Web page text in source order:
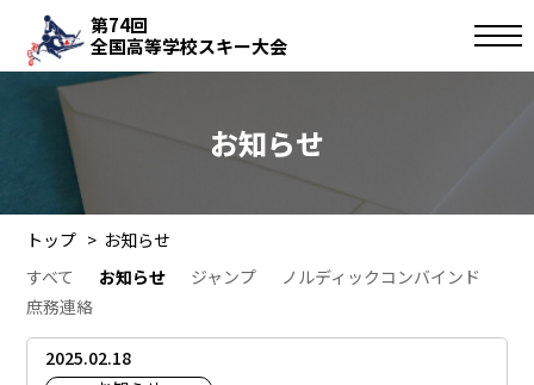
第74回
全国高等学校スキー大会
お知らせ
競技情報
クロスカントリー
ジャンプ・ノルディックコンバインド
お知らせ
トップ
お知らせ
すべて
お知らせ ジャンプ
ノルディックコンバインド
庶務連絡
2025.02.18